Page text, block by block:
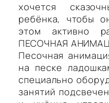
хочется
ребёнка, чтобы
этом активно
ПЕСОЧНАЯ
Песочная
на песке
специально
занятий